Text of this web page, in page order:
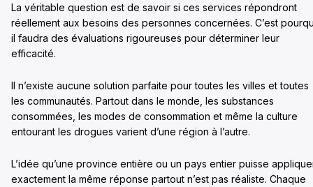
La véritable question est de savoir si ces services répondront
réellement aux besoins des personnes concernées. C’est
il faudra des évaluations rigoureuses pour déterminer leur
efficacité.
Il n’existe aucune solution parfaite pour toutes les villes et toutes
les communautés. Partout dans le monde, les substances
consommées, les modes de consommation et même la culture
entourant les drogues varient d’une région à l’autre.
L’idée qu’une province entière ou un pays entier puisse
exactement la même réponse partout n’est pas réaliste. Chaque